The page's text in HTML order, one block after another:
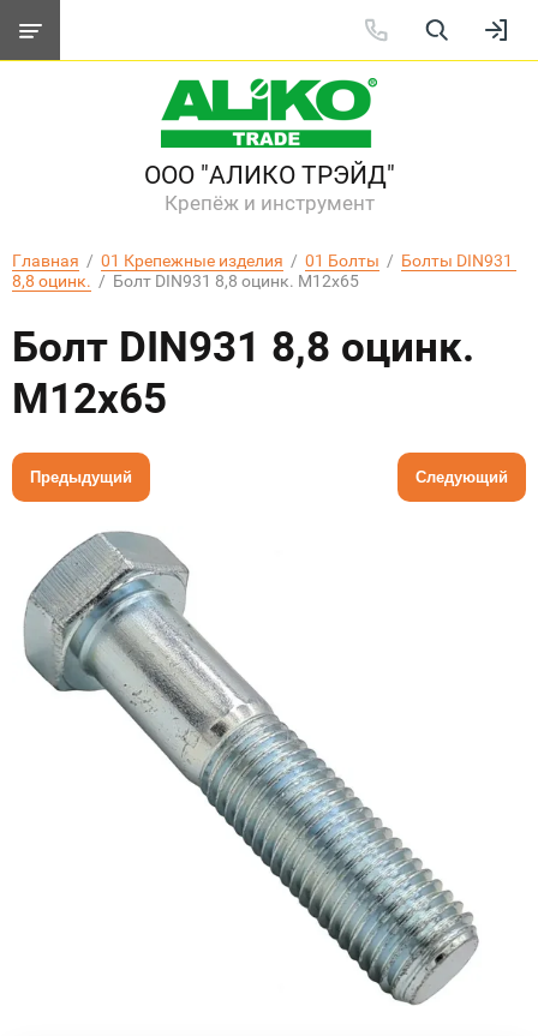
ООО "АЛИКО ТРЭЙД"
Крепёж и инструмент
Главная
  /
01 Крепежные изделия
  /
01 Болты
  /
Болты DIN931
8,8 оцинк.
  /  Болт DIN931 8,8 оцинк. М12х65
Болт DIN931 8,8 оцинк.
М12х65
Предыдущий Следующий